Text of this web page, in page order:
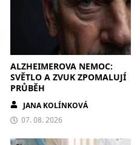
ALZHEIMEROVA NEMOC:
SVĚTLO A ZVUK ZPOMALUJÍ
PRŮBĚH
JANA KOLÍNKOVÁ
07. 08. 2026